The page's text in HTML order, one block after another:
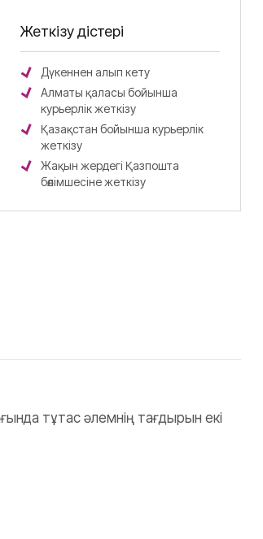
Жеткізу әдістері
Дүкеннен алып кету
Алматы қаласы бойынша
курьерлік жеткізу
Қазақстан бойынша курьерлік
жеткізу
Жақын жердегі Қазпошта
бөлімшесіне жеткізу
тұтас әлемнің тағдырын екі